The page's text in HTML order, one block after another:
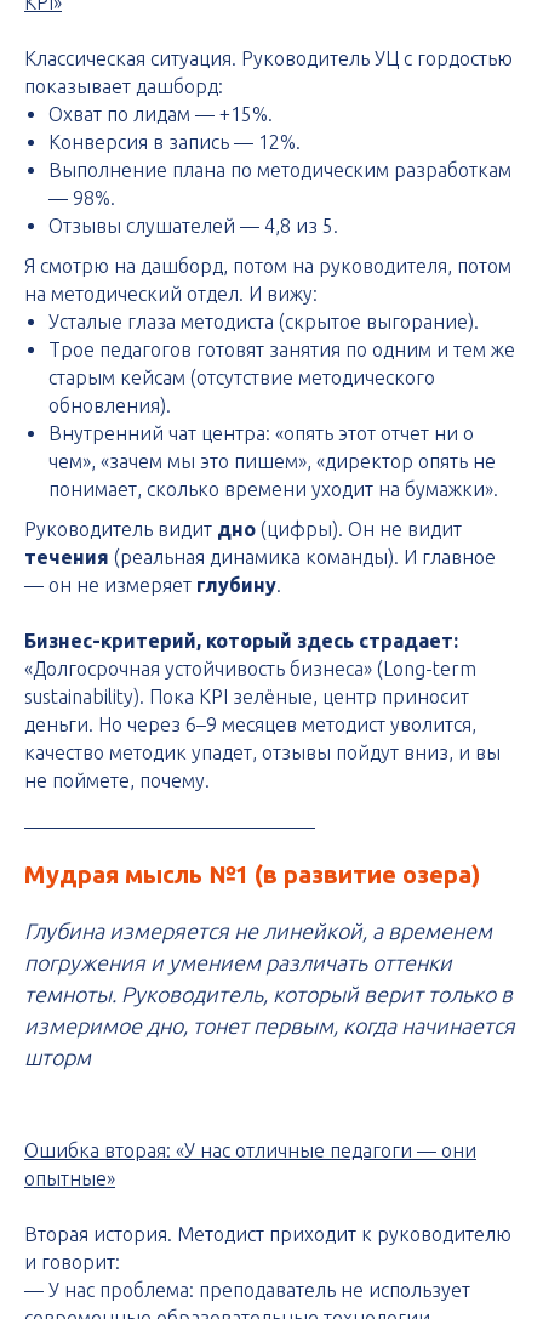
Классическая ситуация. Руководитель УЦ с гордостью
показывает дашборд:
Охват по лидам — +15%.
Конверсия в запись — 12%.
Выполнение плана по методическим разработкам
— 98%.
Отзывы слушателей — 4,8 из 5.
Я смотрю на дашборд, потом на руководителя, потом
на методический отдел. И вижу:
Усталые глаза методиста (скрытое выгорание).
Трое педагогов готовят занятия по одним и тем же
старым кейсам (отсутствие методического
обновления).
Внутренний чат центра: «опять этот отчет ни о
чем», «зачем мы это пишем», «директор опять не
понимает, сколько времени уходит на бумажки».
Руководитель видит дно (цифры). Он не видит
течения (реальная динамика команды). И главное
— он не измеряет глубину.
Бизнес-критерий, который здесь страдает:
«Долгосрочная устойчивость бизнеса» (Long-term
sustainability). Пока KPI зелёные, центр приносит
деньги. Но через 6–9 месяцев методист уволится,
качество методик упадет, отзывы пойдут вниз, и вы
не поймете, почему.
Мудрая мысль №1 (в развитие озера)
Глубина измеряется не линейкой, а временем
погружения и умением различать оттенки
темноты. Руководитель, который верит только в
измеримое дно, тонет первым, когда начинается
шторм
Ошибка вторая: «У нас отличные педагоги — они
опытные»
Вторая история. Методист приходит к руководителю
и говорит:
— У нас проблема: преподаватель не использует